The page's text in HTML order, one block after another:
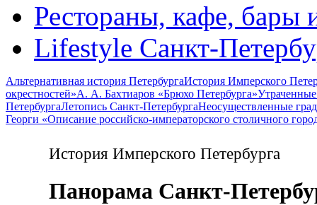
Рестораны, кафе, бары
Lifestyle Санкт-
Альтернативная история ПетербургаИстория Имперского
окрестностей»А. А. Бахтиаров «Брюхо Петербурга»
ПетербургаЛетопись Санкт-ПетербургаНеосуществленные
Георги «Описание российско-императорского столичного
История Имперского Петербурга
Панорама Санкт-